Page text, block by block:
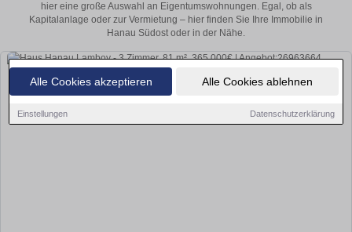
Alle Cookies akzeptieren Alle Cookies ablehnen
Einstellungen Datenschutzerklärung
hier eine große Auswahl an Eigentumswohnungen. Egal, ob als
Kapitalanlage oder zur Vermietung – hier finden Sie Ihre Immobilie in
Hanau Südost oder in der Nähe.